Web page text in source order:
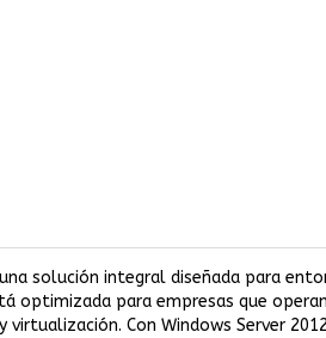
solución integral diseñada para
optimizada para empresas que
Con Windows Server